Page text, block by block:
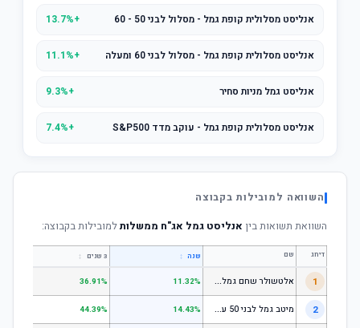
אנליסט מסלולית קופת גמל - מסלול לבני 50 - 60 +13.7%
אנליסט מסלולית קופת גמל - מסלול לבני 60 ומעלה +11.1%
אנליסט גמל מניות סחיר +9.3%
אנליסט מסלולית קופת גמל - עוקב מדד S&P500 +7.4%
השוואה למובילות בקבוצה
השוואת תשואות בין אנליסט גמל אג"ח ממשלותלמובילות בקבוצה:
דירוג שם שנה ↕ 3 שנים ↕
1 א
לטשולר שחם גמל לבני 50 עד 60 11.32%
36.91%
2 מ
יטב גמל לבני 50 עד 60 14.43%
44.39%